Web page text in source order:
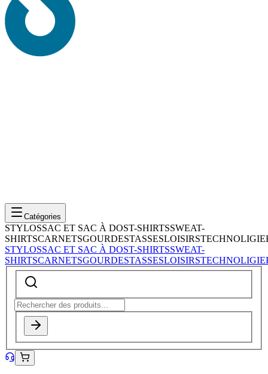
Catégories
STYLOSSAC ET SAC À DOST-SHIRTSSWEAT-
SHIRTSCARNETSGOURDESTASSESLOISIRSTECHNOLIGIE
STYLOSSAC ET SAC À DOST-SHIRTSSWEAT-
SHIRTSCARNETSGOURDESTASSESLOISIRSTECHNOLIGIE